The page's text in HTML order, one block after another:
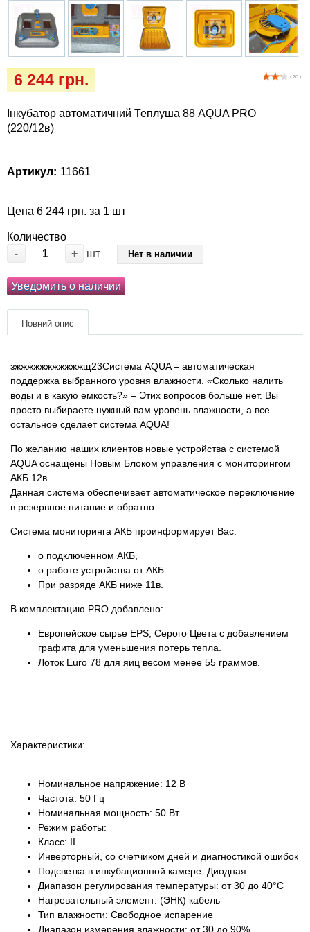
( 20 )
6 244 грн.
Інкубатор автоматичний Теплуша 88 AQUA PRO
(220/12в)
Артикул: 11661
Цена 6 244 грн. за 1 шт
Количество
-
+ шт Нет в наличии
Уведомить о наличии
Повний опис
зжжжжжжжжжжжщ23Система AQUA – автоматическая
поддержка выбранного уровня влажности. «Сколько налить
воды и в какую емкость?» – Этих вопросов больше нет. Вы
просто выбираете нужный вам уровень влажности, а все
остальное сделает система AQUA!
По желанию наших клиентов новые устройства с системой
AQUA оснащены Новым Блоком управления с мониторингом
АКБ 12в.
Данная система обеспечивает автоматическое переключение
в резервное питание и обратно.
Система мониторинга АКБ проинформирует Вас:
о подключенном АКБ,
о работе устройства от АКБ
При разряде АКБ ниже 11в.
В комплектацию PRO добавлено:
Европейское сырье EPS, Серого Цвета с добавлением
графита для уменьшения потерь тепла.
Лоток Euro 78 для яиц весом менее 55 граммов.
Характеристики:
Номинальное напряжение: 12 В
Частота: 50 Гц
Номинальная мощность: 50 Вт.
Режим работы:
Класс: II
Инверторный, со счетчиком дней и диагностикой ошибок
Подсветка в инкубационной камере: Диодная
Диапазон регулирования температуры: от 30 до 40°C
Нагревательный элемент: (ЭНК) кабель
Тип влажности: Свободное испарение
Диапазон измерения влажности: от 30 до 90%
Ласощі та корма
Vet Diet Canine Wet - ветеринарные диеты
для собак
Лежаки, будиночки, охолоджуючи
килимки
Миски, автогодівниці, поілки
Подарункові сертифікати
Товари для коней
Товари для людей
Хозряд - господарчі товари оптом
Популярні зоотовари
Архів / Знято з виробництва